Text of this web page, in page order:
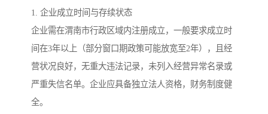
1. 企业成立时间与存续状态
企业需在渭南市行政区域内注册成立，一般要求成立时
间在3年以上（部分窗口期政策可能放宽至2年），且经
营状况良好，无重大违法记录，未列入经营异常名录或
严重失信名单。企业应具备独立法人资格，财务制度健
全。